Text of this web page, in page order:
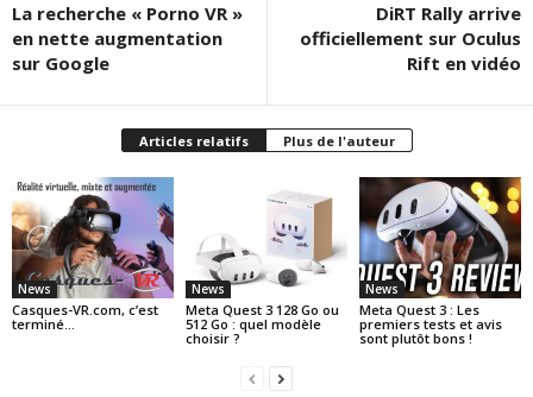
La recherche « Porno VR »
en nette augmentation
sur Google
DiRT Rally arrive
officiellement sur Oculus
Rift en vidéo
Articles relatifs Plus de l'auteur
News
Casques-VR.com, c’est
terminé…
News
Meta Quest 3 128 Go ou
512 Go : quel modèle
choisir ?
News
Meta Quest 3 : Les
premiers tests et avis
sont plutôt bons !